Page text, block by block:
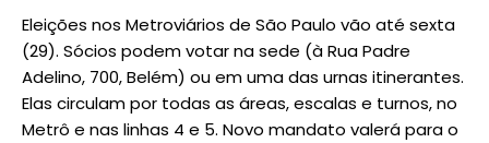
Eleições nos Metroviários de São Paulo vão até sexta
(29). Sócios podem votar na sede (à Rua Padre
Adelino, 700, Belém) ou em uma das urnas itinerantes.
Elas circulam por todas as áreas, escalas e turnos, no
Metrô e nas linhas 4 e 5. Novo mandato valerá para o